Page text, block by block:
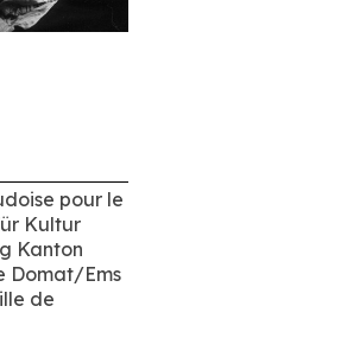
pour le
Kultur
Kanton
Domat/Ems
de